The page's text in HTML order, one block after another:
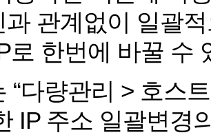
과 관계없이 일괄
로 한번에 바꿀 수
“다량관리 > 호스
IP 주소 일괄변경